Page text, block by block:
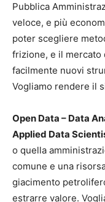
Pubblica
veloce, e più
poter scegliere
frizione, e il mercato
facilmente nuovi
Vogliamo rendere il
Open Data – Data
Applied Data
o quella
comune e una
giacimento
estrarre valore.